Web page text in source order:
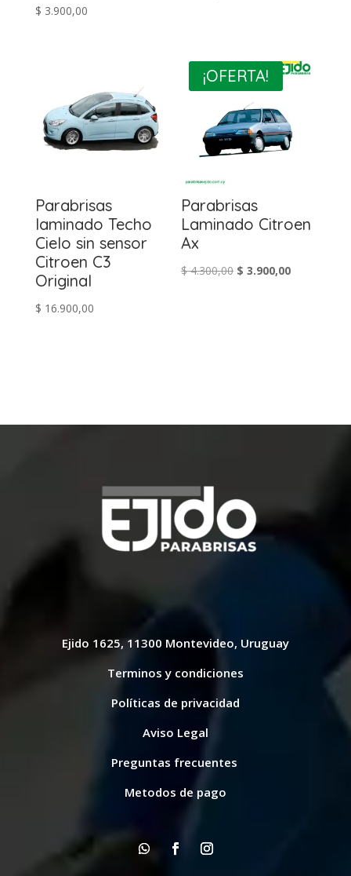
$ 3.900,00
Parabrisas
laminado Techo
Cielo sin sensor
Citroen C3
Original
$ 16.900,00
¡OFERTA!
Parabrisas
Laminado Citroen
Ax
$4.300,00 El
$ 3.900,00El
Ejido 1625, 11300 Montevideo, Uruguay
Terminos y condiciones
Políticas de privacidad
Aviso Legal
Preguntas frecuentes
Metodos de pago